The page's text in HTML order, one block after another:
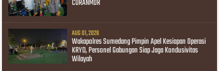
CURANMOR
AUG 01, 2026
Wakapolres Sumedang Pimpin Apel Kesiapan Operasi
KRYD, Personel Gabungan Siap Jaga Kondusivitas
Wilayah